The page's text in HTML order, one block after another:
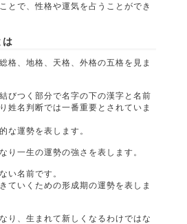
とで、性格や運気を占うことができ
は
格、地格、天格、外格の五格を見ま
びつく部分で名字の下の漢字と名前
姓名判断では一番重要とされていま
な運勢を表します。
り一生の運勢の強さを表します。
い名前です。
ていくための形成期の運勢を表しま
り、生まれて新しくなるわけではな